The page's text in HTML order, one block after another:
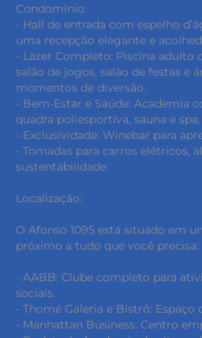
Condomínio:
- Hall de entrada com espelho
uma recepção elegante e
- Lazer Completo: Piscina adulto
salão de jogos, salão de festas e
momentos de diversão.
- Bem-Estar e Saúde: Academia
quadra poliesportiva, sauna e spa.
- Exclusividade: Winebar para
- Tomadas para carros elétricos,
sustentabilidade.
Localização:
O Afonso 1095 está situado em
próximo a tudo que você precisa:
- AABB: Clube completo para
sociais.
- Thomé Galeria e Bistrô:
- Manhattan Business: Centro